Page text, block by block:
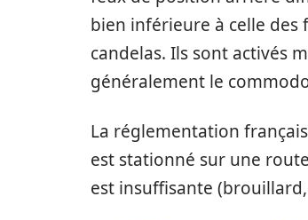
bien inférieure à celle des
candelas. Ils sont activés
généralement le
La réglementation
est stationné sur une
est insuffisante